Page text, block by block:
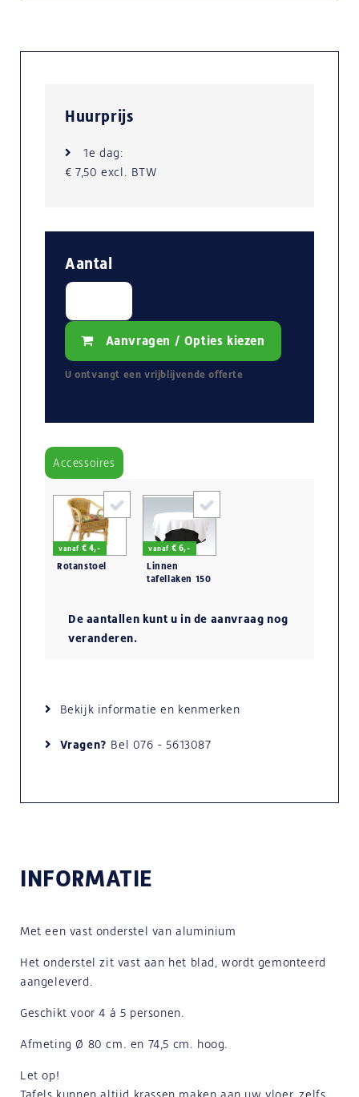
Huurprijs
1e dag:
€ 7,50 excl. BTW
Aantal
Aanvragen / Opties kiezen
U ontvangt een vrijblijvende offerte
Accessoires
vanaf € 4,-
Rotanstoel
vanaf € 6,-
Linnen
tafellaken 150
De aantallen kunt u in de aanvraag nog
veranderen.
Bekijk informatie en kenmerken
Vragen? Bel 076 - 5613087
INFORMATIE
Met een vast onderstel van aluminium
Het onderstel zit vast aan het blad, wordt gemonteerd
aangeleverd.
Geschikt voor 4 á 5 personen.
Afmeting Ø 80 cm. en 74,5 cm. hoog.
Let op!
Tafels kunnen altijd krassen maken aan uw vloer, zelfs